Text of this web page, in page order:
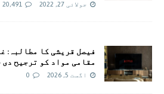
جولائی 27, 2022 20,491
فیصل قریشی کا مطالبہ:
مقامی مواد کو ترجیح دی
اگست 5, 2026 0